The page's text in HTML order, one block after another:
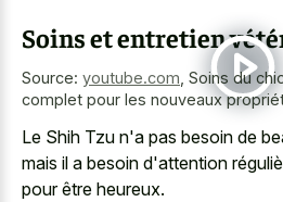
Soins et entretien
Source: youtube.com Soins du
complet pour les nouveaux
Le Shih Tzu n'a pas besoin de
mais il a besoin d'attention
pour être heureux.